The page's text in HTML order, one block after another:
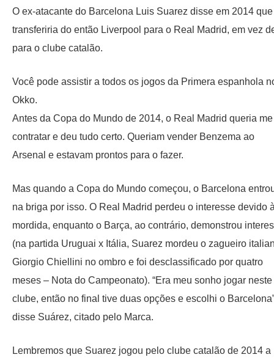
O ex-atacante do Barcelona Luis Suarez disse em 2014
transferiria do então Liverpool para o Real Madrid, em vez
para o clube catalão.
Você pode assistir a todos os jogos da Primera espanhola
Okko.
Antes da Copa do Mundo de 2014, o Real Madrid queria me
contratar e deu tudo certo. Queriam vender Benzema ao
Arsenal e estavam prontos para o fazer.
Mas quando a Copa do Mundo começou, o Barcelona
na briga por isso. O Real Madrid perdeu o interesse devido
mordida, enquanto o Barça, ao contrário, demonstrou
(na partida Uruguai x Itália, Suarez mordeu o zagueiro
Giorgio Chiellini no ombro e foi desclassificado por quatro
meses – Nota do Campeonato). “Era meu sonho jogar neste
clube, então no final tive duas opções e escolhi o
disse Suárez, citado pelo Marca.
Lembremos que Suarez jogou pelo clube catalão de 2014 a